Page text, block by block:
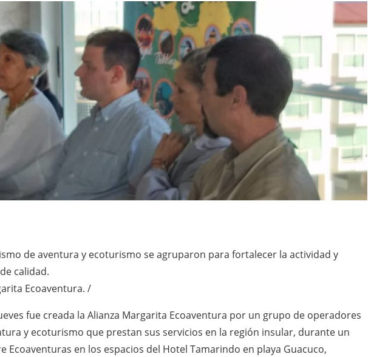
de aventura y ecoturismo se agruparon para fortalecer la actividad y
calidad.
Ecoaventura. /
fue creada la Alianza Margarita Ecoaventura por un grupo de operadores
y ecoturismo que prestan sus servicios en la región insular, durante un
Ecoaventuras en los espacios del Hotel Tamarindo en playa Guacuco,